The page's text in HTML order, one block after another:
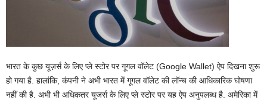
भारत के कुछ यूज़र्स के लिए प्ले स्टोर पर गूगल वॉलेट (Google Wallet) ऐप दिखना शुरू
हो गया है. हालांकि, कंपनी ने अभी भारत में गूगल वॉलेट की लॉन्‍च की आधिकारिक घोषणा
नहीं की है. अभी भी अधिकतर यूजर्स के लिए प्‍ले स्‍टोर पर यह ऐप अनुपलब्‍ध है. अमेरिका में